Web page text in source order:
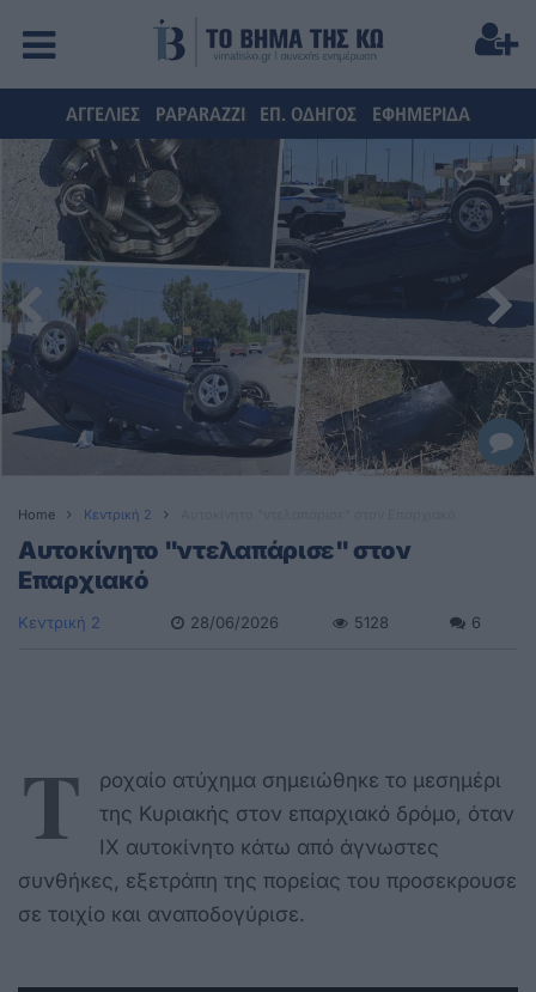
ΑΓΓΕΛΙΕΣ PAPARAZZI ΕΠ. ΟΔΗΓΟΣ ΕΦΗΜΕΡΙΔΑ
Home Κεντρική 2
Αυτοκίνητο "ντελαπάρισε" στον
Επαρχιακό
Κεντρική 2 28/06/2026 5128 6
Τ
ροχαίο ατύχημα σημειώθηκε το μεσημέρι
της Κυριακής στον επαρχιακό δρόμο, όταν
ΙΧ αυτοκίνητο κάτω από άγνωστες
συνθήκες, εξετράπη της πορείας του προσεκρουσε
σε τοιχίο και αναποδογύρισε.